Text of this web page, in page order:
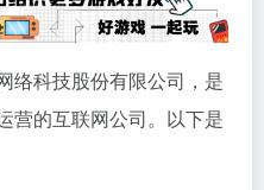
络科技股份有限公司，是
营的互联网公司。以下是